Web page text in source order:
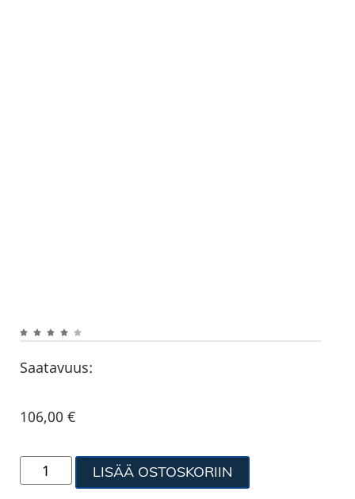
Saatavuus:
106,00€
LISÄÄ OSTOSKORIIN